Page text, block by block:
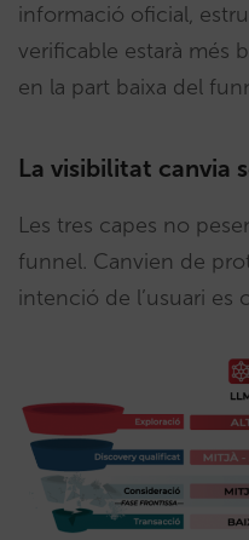
informació oficial,
verificable estarà més
en la part baixa del
La visibilitat canvia
Les tres capes no
funnel. Canvien de
intenció de l’usuari es